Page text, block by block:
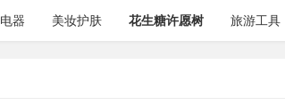
电器 美妆护肤 花生糖许愿树 旅游工具